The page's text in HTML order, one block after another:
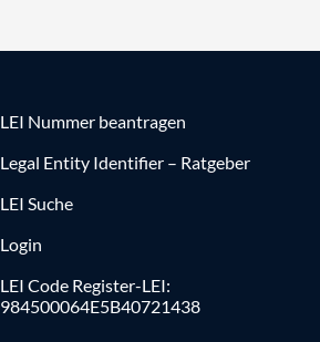
LEI Nummer beantragen
Legal Entity Identifier – Ratgeber
LEI Suche
Login
LEI Code Register-LEI:
984500064E5B40721438